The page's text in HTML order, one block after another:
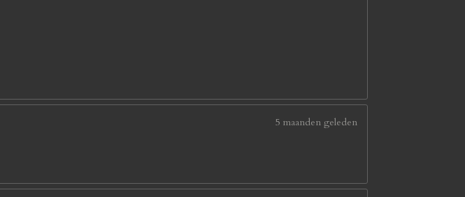
5 maanden geleden